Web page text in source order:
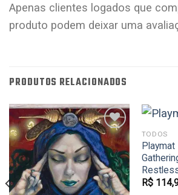
Apenas clientes logados que
produto podem deixar uma
PRODUTOS RELACIONADOS
Favoritar
TODOS
Playmat
R$